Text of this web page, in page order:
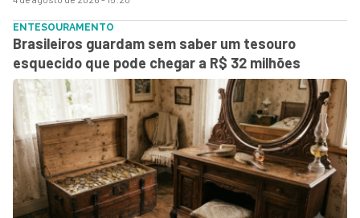
ENTESOURAMENTO
Brasileiros guardam sem saber um tesouro
esquecido que pode chegar a R$ 32 milhões